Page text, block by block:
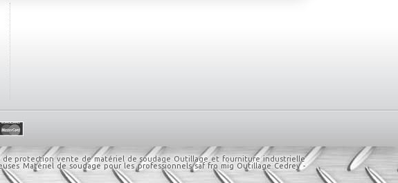
de protectionvente de matériel de soudage Outillage et fourniture industrielle
Matériel de soudage pour les professionnels saf fro mig Outillage Cedrey -